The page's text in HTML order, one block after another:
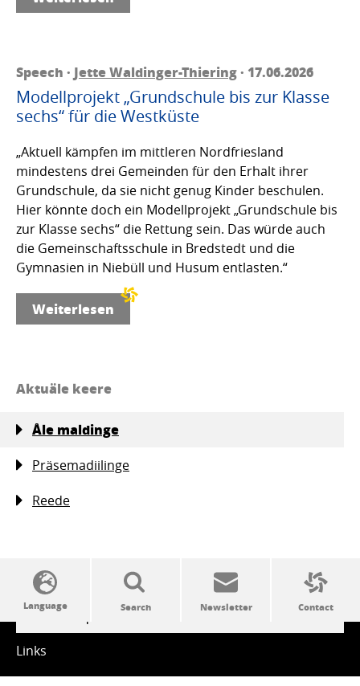
Speech · Jette Waldinger-Thiering· 17.06.2026
Modellprojekt „Grundschule bis zur Klasse
sechs“ für die Westküste
„Aktuell kämpfen im mittleren Nordfriesland
mindestens drei Gemeinden für den Erhalt ihrer
Grundschule, da sie nicht genug Kinder beschulen.
Hier könnte doch ein Modellprojekt „Grundschule bis
zur Klasse sechs“ die Rettung sein. Das würde auch
die Gemeinschaftsschule in Bredstedt und die
Gymnasien in Niebüll und Husum entlasten.“
Weiterlesen
Aktuäle keere
Åle maldinge
Präsemadiilinge
Reede
SSW politics from A to Z
Links